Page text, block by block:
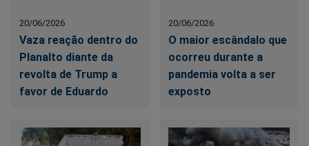
20/06/2026
Vaza reação dentro do
Planalto diante da
revolta de Trump a
favor de Eduardo
20/06/2026
O maior escândalo que
ocorreu durante a
pandemia volta a ser
exposto